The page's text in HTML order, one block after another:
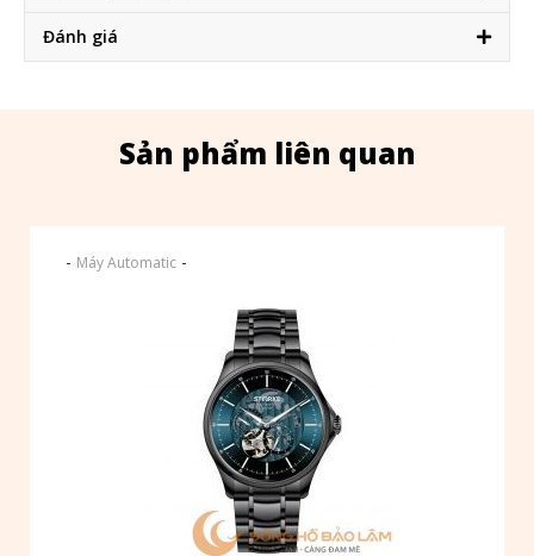
Đánh giá
Sản phẩm liên quan
- Máy Automatic -